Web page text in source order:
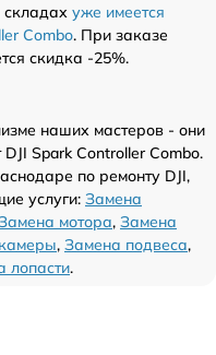
уже имеется
Combo. При заказе
скидка -25%.
наших мастеров - они
Spark Controller Combo.
по ремонту DJI,
услуги: Замена
мотора, Замена
, Замена подвеса,
лопасти.